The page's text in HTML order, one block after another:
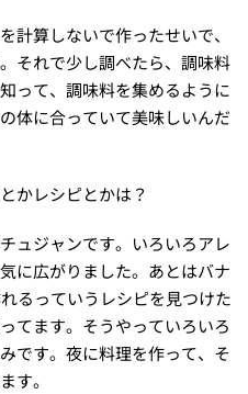
算しないで作ったせいで、
それで少し調べたら、調味料
って、調味料を集めるように
体に合っていて美味しいんだ
かレシピとかは？
ジャンです。いろいろアレ
に広がりました。あとはバナ
るっていうレシピを見つけた
てます。そうやっていろいろ
です。夜に料理を作って、そ
す。